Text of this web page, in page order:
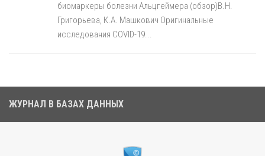
биомаркеры болезни Альцгеймера (обзор)В.Н.
Григорьева, К.А. Машкович Оригинальные
исследования COVID-19...
ЖУРНАЛ В БАЗАХ ДАННЫХ